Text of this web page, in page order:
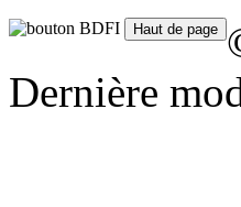
Dernière